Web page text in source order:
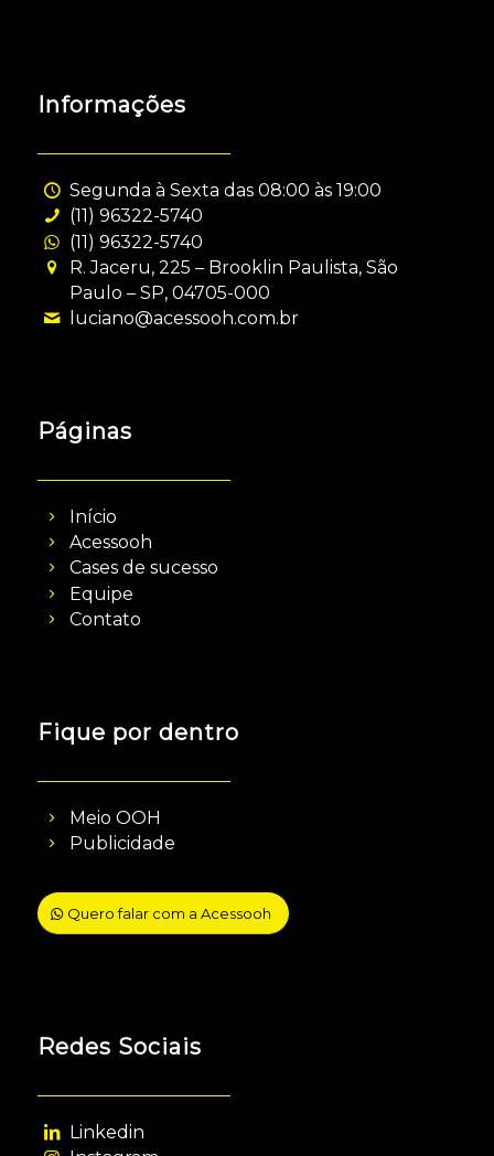
Informações
Segunda à Sexta das 08:00 às 19:00
(11) 96322-5740
(11) 96322-5740
R. Jaceru, 225 – Brooklin Paulista, São
Paulo – SP, 04705-000
luciano@acessooh.com.br
Páginas
Início
Acessooh
Cases de sucesso
Equipe
Contato
Fique por dentro
Meio OOH
Publicidade
Quero falar com a Acessooh
Redes Sociais
Linkedin